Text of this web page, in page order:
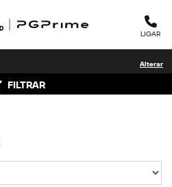
LIGAR
Alterar
FILTRAR